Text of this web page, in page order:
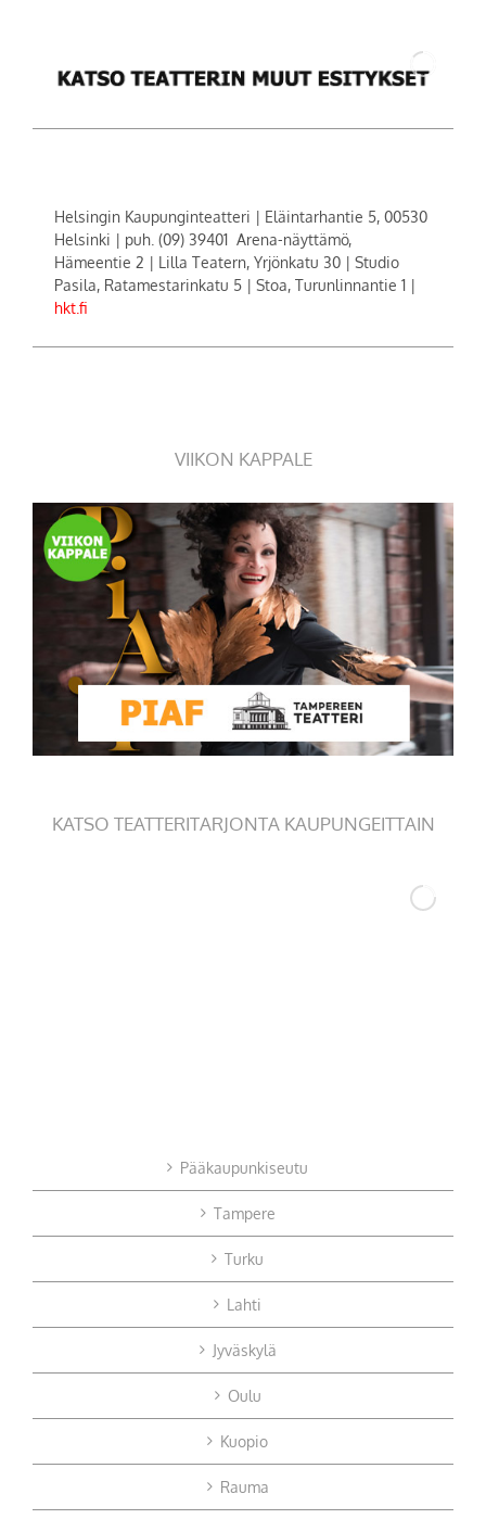
Helsingin Kaupunginteatteri | Eläintarhantie 5, 00530
Helsinki | puh. (09) 39401 Arena-näyttämö,
Hämeentie 2 | Lilla Teatern, Yrjönkatu 30 | Studio
Pasila, Ratamestarinkatu 5 | Stoa, Turunlinnantie 1 |
hkt.fi
VIIKON KAPPALE
KATSO TEATTERITARJONTA KAUPUNGEITTAIN
Pääkaupunkiseutu
Tampere
Turku
Lahti
Jyväskylä
Oulu
Kuopio
Rauma